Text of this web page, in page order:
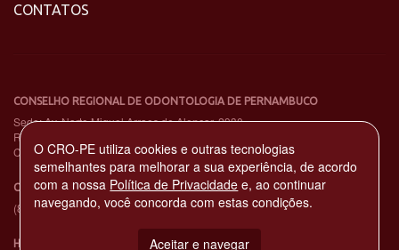
CONTATOS
CONSELHO REGIONAL DE ODONTOLOGIA DE PERNAMBUCO
Sede: Av. Norte Miguel Arraes de Alencar, 2930
Rosarinho – Recife - PE – CEP: 52041-080
CNPJ: 11.735.263/0001-65
CENTRAL DE ATENDIMENTO TELEFÔNICO
(81) 3194-4900
HORÁRIO DE EXPEDIENTE
O CRO-PE utiliza cookies e outras tecnologias
semelhantes para melhorar a sua experiência, de acordo
com a nossa Política de Privacidade e, ao continuar
navegando, você concorda com estas condições.
Aceitar e navegar